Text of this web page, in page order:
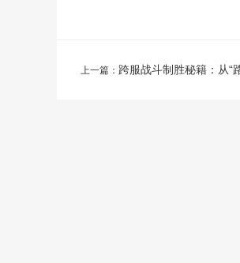
上一篇： 跨服战斗制胜秘籍：从“